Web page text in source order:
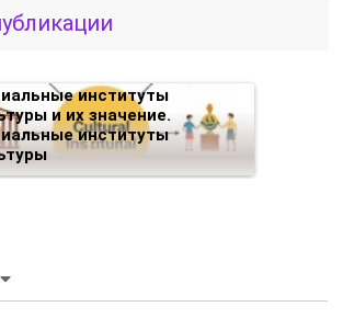
институты
и их значение.
институты